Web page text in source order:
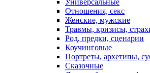
Универсальные
Отношения, секс
Женские, мужские
Травмы, кризисы,
Род, предки, сценарии
Коучинговые
Портреты, архетипы,
Сказочные